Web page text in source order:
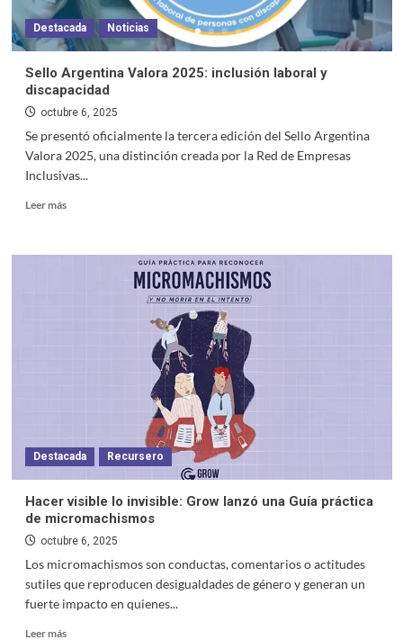
Destacada Noticias
Sello Argentina Valora 2025: inclusión laboral y
discapacidad
octubre 6, 2025
Se presentó oficialmente la tercera edición del Sello Argentina
Valora 2025, una distinción creada por la Red de Empresas
Inclusivas...
Leer más
Destacada Recursero
Hacer visible lo invisible: Grow lanzó una Guía práctica
de micromachismos
octubre 6, 2025
Los micromachismos son conductas, comentarios o actitudes
sutiles que reproducen desigualdades de género y generan un
fuerte impacto en quienes...
Leer más